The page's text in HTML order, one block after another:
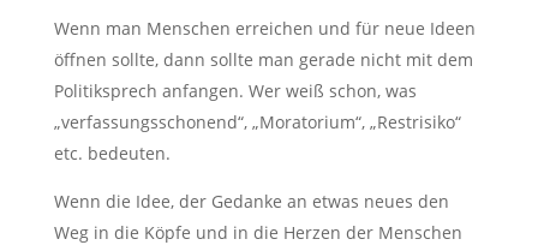
Wenn man Menschen erreichen und für neue Ideen
öffnen sollte, dann sollte man gerade nicht mit dem
Politiksprech anfangen. Wer weiß schon, was
„verfassungsschonend“, „Moratorium“, „Restrisiko“
etc. bedeuten.
Wenn die Idee, der Gedanke an etwas neues den
Weg in die Köpfe und in die Herzen der Menschen